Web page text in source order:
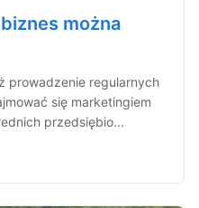
można
prowadzenie regularnych
się marketingiem
przedsiębio...